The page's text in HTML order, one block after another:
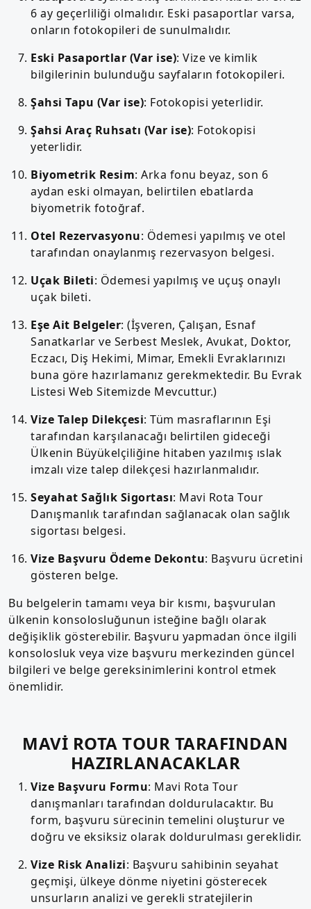
6 ay geçerliliği olmalıdır. Eski pasaportlar varsa,
onların fotokopileri de sunulmalıdır.
Eski Pasaportlar (Var ise): Vize ve kimlik
bilgilerinin bulunduğu sayfaların fotokopileri.
Şahsi Tapu (Var ise): Fotokopisi yeterlidir.
Şahsi Araç Ruhsatı (Var ise): Fotokopisi
yeterlidir.
Biyometrik Resim: Arka fonu beyaz, son 6
aydan eski olmayan, belirtilen ebatlarda
biyometrik fotoğraf.
Otel Rezervasyonu: Ödemesi yapılmış ve otel
tarafından onaylanmış rezervasyon belgesi.
Uçak Bileti: Ödemesi yapılmış ve uçuş onaylı
uçak bileti.
Eşe Ait Belgeler: (İşveren, Çalışan, Esnaf
Sanatkarlar ve Serbest Meslek, Avukat, Doktor,
Eczacı, Diş Hekimi, Mimar, Emekli Evraklarınızı
buna göre hazırlamanız gerekmektedir. Bu Evrak
Listesi Web Sitemizde Mevcuttur.)
Vize Talep Dilekçesi: Tüm masraflarının Eşi
tarafından karşılanacağı belirtilen gideceği
Ülkenin Büyükelçiliğine hitaben yazılmış ıslak
imzalı vize talep dilekçesi hazırlanmalıdır.
Seyahat Sağlık Sigortası: Mavi Rota Tour
Danışmanlık tarafından sağlanacak olan sağlık
sigortası belgesi.
Vize Başvuru Ödeme Dekontu: Başvuru ücretini
gösteren belge.
Bu belgelerin tamamı veya bir kısmı, başvurulan
ülkenin konsolosluğunun isteğine bağlı olarak
değişiklik gösterebilir. Başvuru yapmadan önce ilgili
konsolosluk veya vize başvuru merkezinden güncel
bilgileri ve belge gereksinimlerini kontrol etmek
önemlidir.
MAVİ ROTA TOUR TARAFINDAN
HAZIRLANACAKLAR
Vize Başvuru Formu: Mavi Rota Tour
danışmanları tarafından doldurulacaktır. Bu
form, başvuru sürecinin temelini oluşturur ve
doğru ve eksiksiz olarak doldurulması gereklidir.
Vize Risk Analizi: Başvuru sahibinin seyahat
geçmişi, ülkeye dönme niyetini gösterecek
unsurların analizi ve gerekli stratejilerin